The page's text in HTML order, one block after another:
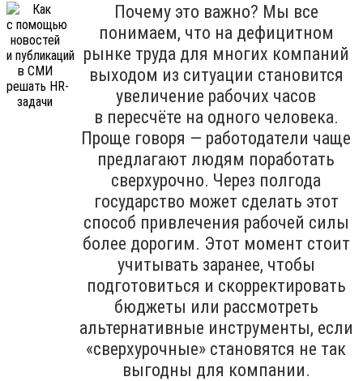
Почему это важно? Мы все
понимаем, что на дефицитном
рынке труда для многих компаний
выходом из ситуации становится
увеличение рабочих часов
в пересчёте на одного человека.
Проще говоря — работодатели чаще
предлагают людям поработать
сверхурочно. Через полгода
государство может сделать этот
способ привлечения рабочей силы
более дорогим. Этот момент стоит
учитывать заранее, чтобы
подготовиться и скорректировать
бюджеты или рассмотреть
альтернативные инструменты, если
«сверхурочные» становятся не так
выгодны для компании.